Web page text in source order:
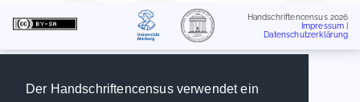
Der Handschriftencensus verwendet ein
Handschriftencensus 2026
Impressum
Datenschutzerklärung